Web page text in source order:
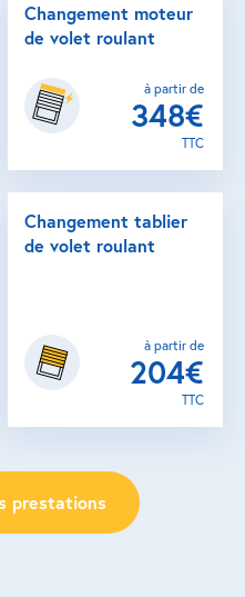
Changement moteur
de volet roulant
à partir de
348€
TTC
Changement tablier
de volet roulant
à partir de
204€
TTC
prestations